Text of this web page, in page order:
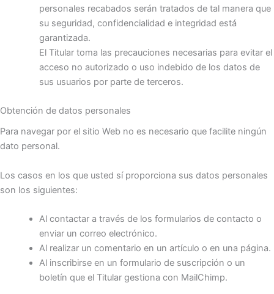
personales recabados serán tratados de tal manera que
su seguridad, confidencialidad e integridad está
garantizada.
El Titular toma las precauciones necesarias para evitar el
acceso no autorizado o uso indebido de los datos de
sus usuarios por parte de terceros.
Obtención de datos personales
Para navegar por el sitio Web no es necesario que facilite ningún
dato personal.
Los casos en los que usted sí proporciona sus datos personales
son los siguientes:
Al contactar a través de los formularios de contacto o
enviar un correo electrónico.
Al realizar un comentario en un artículo o en una página.
Al inscribirse en un formulario de suscripción o un
boletín que el Titular gestiona con MailChimp.